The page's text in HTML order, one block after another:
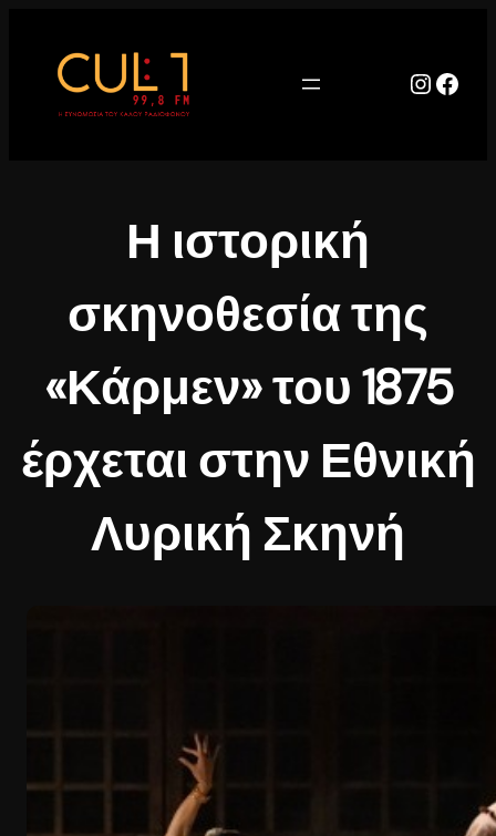
περιεχόμενο
Η ιστορική
σκηνοθεσία της
«Κάρμεν» του 1875
έρχεται στην Εθνική
Λυρική Σκηνή